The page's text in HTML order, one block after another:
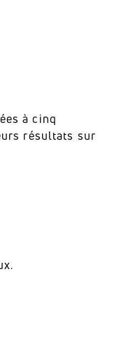
à cinq
résultats sur